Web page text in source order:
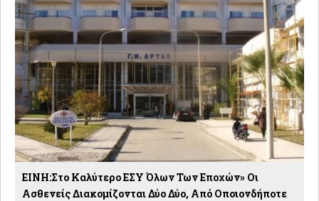
ΕΙΝΗ:Στο Καλύτερο ΕΣΥ Όλων Των Εποχών» Οι
Ασθενείς Διακομίζονται Δύο Δύο, Από Οποιονδήποτε